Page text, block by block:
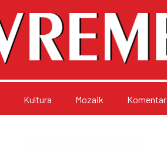
Kultura Mozaik Komentar